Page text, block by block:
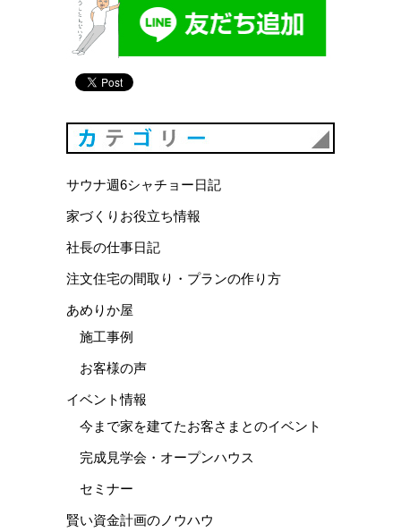
サウナ週6シャチョー日記
家づくりお役立ち情報
社長の仕事日記
注文住宅の間取り・プランの作り方
あめりか屋
施工事例
お客様の声
イベント情報
今まで家を建てたお客さまとのイベント
完成見学会・オープンハウス
セミナー
賢い資金計画のノウハウ